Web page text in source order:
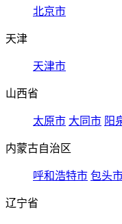
北京市
天津
天津市
山西省
太原市 大同市 阳
内蒙古自治区
呼和浩特市 包头
辽宁省